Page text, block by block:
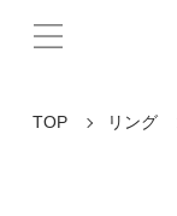
TOP リング